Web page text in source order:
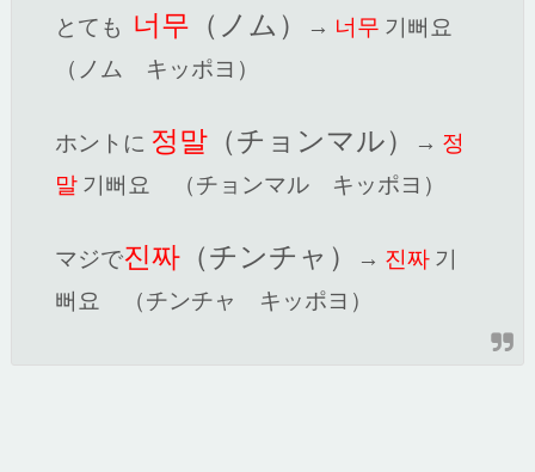
とても 너무 （ノム） → 너무 기뻐요
（ノム キッポヨ）
ホントに 정말 （チョンマル） → 정
말 기뻐요 （チョンマル キッポヨ）
マジで진짜 （チンチャ） → 진짜 기
뻐요 （チンチャ キッポヨ）